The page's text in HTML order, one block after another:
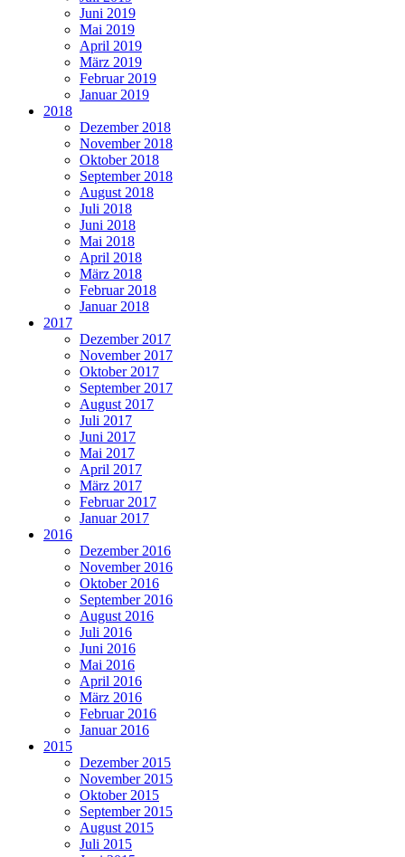
Juni 2019
Mai 2019
April 2019
März 2019
Februar 2019
Januar 2019
2018
Dezember 2018
November 2018
Oktober 2018
September 2018
August 2018
Juli 2018
Juni 2018
Mai 2018
April 2018
März 2018
Februar 2018
Januar 2018
2017
Dezember 2017
November 2017
Oktober 2017
September 2017
August 2017
Juli 2017
Juni 2017
Mai 2017
April 2017
März 2017
Februar 2017
Januar 2017
2016
Dezember 2016
November 2016
Oktober 2016
September 2016
August 2016
Juli 2016
Juni 2016
Mai 2016
April 2016
März 2016
Februar 2016
Januar 2016
2015
Dezember 2015
November 2015
Oktober 2015
September 2015
August 2015
Juli 2015